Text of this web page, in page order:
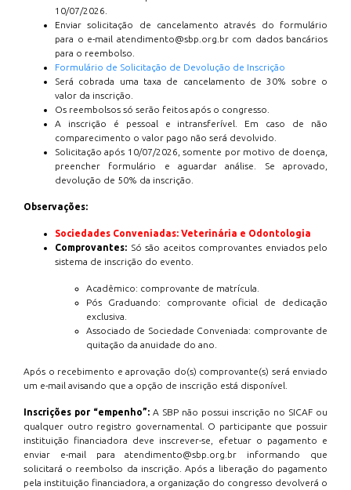
10/07/2026.
Enviar solicitação de cancelamento através do formulário
para o e-mail atendimento@sbp.org.br com dados bancários
para o reembolso.
Formulário de Solicitação de Devolução de Inscrição
Será cobrada uma taxa de cancelamento de 30% sobre o
valor da inscrição.
Os reembolsos só serão feitos após o congresso.
A inscrição é pessoal e intransferível. Em caso de não
comparecimento o valor pago não será devolvido.
Solicitação após 10/07/2026, somente por motivo de doença,
preencher formulário e aguardar análise. Se aprovado,
devolução de 50% da inscrição.
Observações:
Sociedades Conveniadas: Veterinária e Odontologia
Comprovantes: Só são aceitos comprovantes enviados pelo
sistema de inscrição do evento.
Acadêmico: comprovante de matrícula.
Pós Graduando: comprovante oficial de dedicação
exclusiva.
Associado de Sociedade Conveniada: comprovante de
quitação da anuidade do ano.
Após o recebimento e aprovação do(s) comprovante(s) será enviado
um e-mail avisando que a opção de inscrição está disponível.
Inscrições por “empenho”: A SBP não possui inscrição no SICAF ou
qualquer outro registro governamental. O participante que possuir
instituição financiadora deve inscrever-se, efetuar o pagamento e
enviar e-mail para atendimento@sbp.org.br informando que
solicitará o reembolso da inscrição. Após a liberação do pagamento
pela instituição financiadora, a organização do congresso devolverá o